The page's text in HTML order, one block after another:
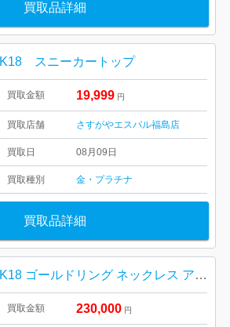
買取品詳細
K18 スニーカートップ
買取金額 19,999 円
買取店舗 さすがやエスパル福島店
買取日 08月09日
買取種別 金・プラチナ
買取品詳細
K18 ゴールドリング ネックレス アクセサリーおまとめ
買取金額 230,000 円